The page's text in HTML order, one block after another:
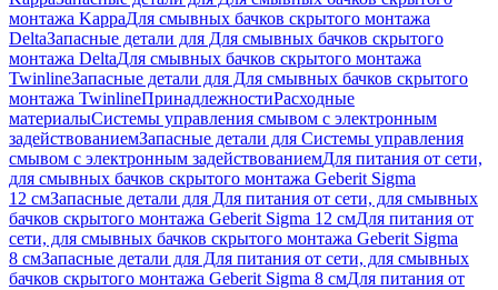
монтажа KappaДля смывных бачков скрытого монтажа
DeltaЗапасные детали для Для смывных бачков скрытого
монтажа DeltaДля смывных бачков скрытого монтажа
TwinlineЗапасные детали для Для смывных бачков скрытого
монтажа TwinlineПринадлежностиРасходные
материалыСистемы управления смывом с электронным
задействованиемЗапасные детали для Системы управления
смывом с электронным задействованиемДля питания от сети,
для смывных бачков скрытого монтажа Geberit Sigma
12 смЗапасные детали для Для питания от сети, для смывных
бачков скрытого монтажа Geberit Sigma 12 смДля питания от
сети, для смывных бачков скрытого монтажа Geberit Sigma
8 смЗапасные детали для Для питания от сети, для смывных
бачков скрытого монтажа Geberit Sigma 8 смДля питания от